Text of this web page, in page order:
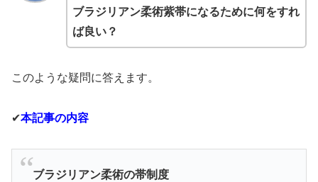
ブラジリアン柔術紫帯になるために何をすれ
ば良い？
このような疑問に答えます。
✔︎本記事の内容
ブラジリアン柔術の帯制度